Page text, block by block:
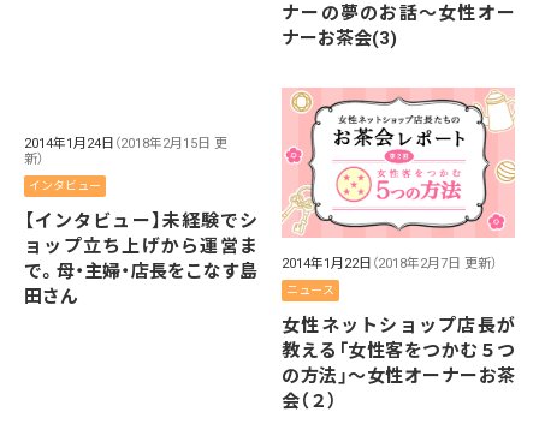
ナーの夢のお話～女性オー
ナーお茶会(3)
2014年1月24日 （2018年2月15日 更
新）
インタビュー
【インタビュー】未経験でシ
ョップ立ち上げから運営ま
で。母・主婦・店長をこなす島
田さん
2014年1月22日 （2018年2月7日 更新）
ニュース
女性ネットショップ店長が
教える「女性客をつかむ５つ
の方法」～女性オーナーお茶
会（２）